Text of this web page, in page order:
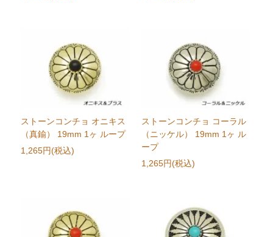
ストーンコンチョ オニキス
（真鍮） 19mm 1ヶ ループ
1,265円(税込)
ストーンコンチョ コーラル
（ニッケル） 19mm 1ヶ ル
ープ
1,265円(税込)